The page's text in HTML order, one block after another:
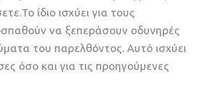
ίδιο ισχύει για τους
να ξεπεράσουν οδυνηρές
του παρελθόντος. Αυτό ισχύει
όσο και για τις προηγούμενες